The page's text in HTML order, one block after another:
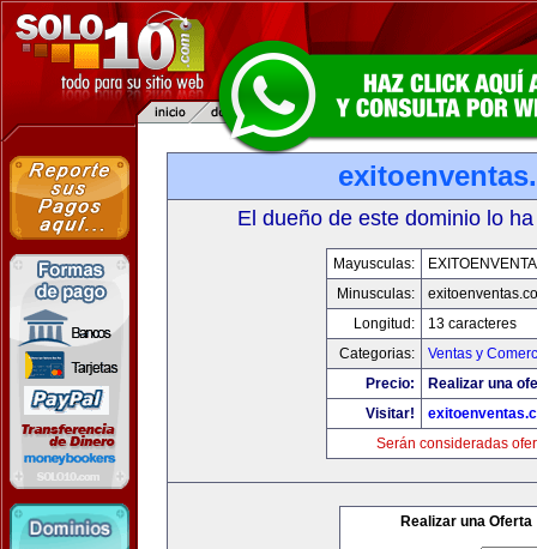
El dueño de este dominio lo
Mayusculas:
Minusculas:
Longitud:
13 caracteres
Categorias:
Ventas y
Precio:
Realizar una
Visitar!
Serán consideradas
Realizar una Oferta